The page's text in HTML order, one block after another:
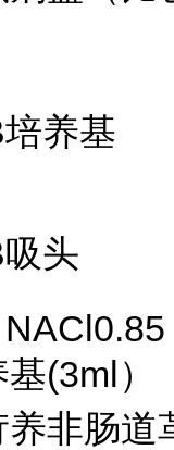
养基
头
(3ml）
养非肠道